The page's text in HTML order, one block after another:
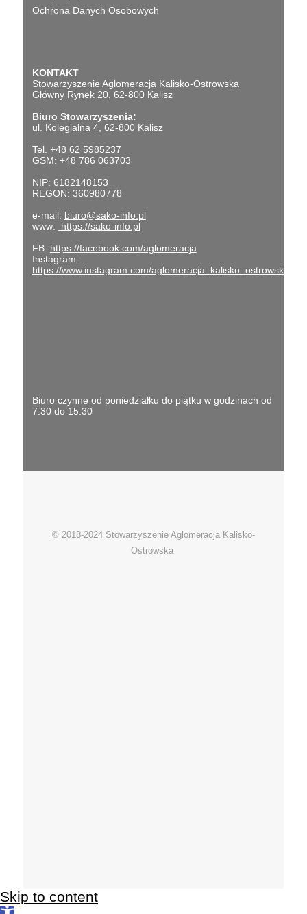
Ochrona Danych Osobowych
KONTAKT
Stowarzyszenie Aglomeracja Kalisko-Ostrowska
Główny Rynek 20, 62-800 Kalisz
Biuro Stowarzyszenia:
ul. Kolegialna 4, 62-800 Kalisz
Tel. +48 62 5985237
GSM: +48 786 063703
NIP: 6182148153
REGON: 360980778
e-mail: biuro@sako-info.pl
www:
https://sako-info.pl
FB: https://facebook.com/aglomeracja
Instagram:
https://www.instagram.com/aglomeracja_kalisko_ostrowska/
Biuro czynne od poniedziałku do piątku w godzinach od
7:30 do 15:30
© 2018-2024 Stowarzyszenie Aglomeracja Kalisko-
Ostrowska
Skip to content